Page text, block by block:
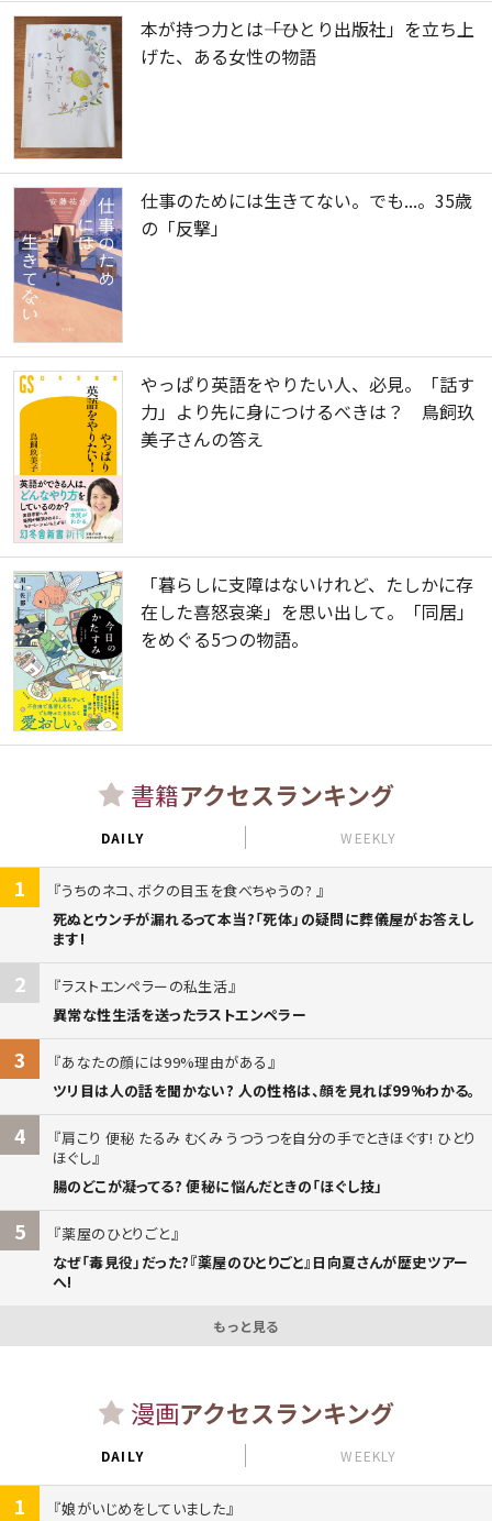
本が持つ力とは――「ひとり出版社」を立ち上
げた、ある女性の物語
仕事のためには生きてない。でも...。35歳
の「反撃」
やっぱり英語をやりたい人、必見。「話す
力」より先に身につけるべきは？ 鳥飼玖
美子さんの答え
「暮らしに支障はないけれど、たしかに存
在した喜怒哀楽」を思い出して。「同居」
をめぐる5つの物語。
書籍アクセスランキング
DAILY WEEKLY
1
うちのネコ、ボクの目玉を食べちゃうの?
死ぬとウンチが漏れるって本当?「死体」の疑問に葬儀屋がお答えし
ます!
2
ラストエンペラーの私生活
異常な性生活を送ったラストエンペラー
3
あなたの顔には99%理由がある
ツリ目は人の話を聞かない? 人の性格は、顔を見れば99%わかる。
4
肩こり 便秘 たるみ むくみ うつうつを自分の手でときほぐす! ひとり
ほぐし
腸のどこが凝ってる? 便秘に悩んだときの「ほぐし技」
5
薬屋のひとりごと
なぜ「毒見役」だった?『薬屋のひとりごと』日向夏さんが歴史ツアー
へ!
もっと見る
漫画アクセスランキング
DAILY WEEKLY
1
娘がいじめをしていました